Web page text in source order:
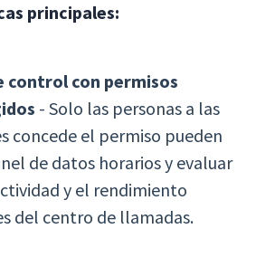
principales:
control con permisos
- Solo las personas a las
concede el permiso pueden
de datos horarios y evaluar
y el rendimiento
del centro de llamadas.